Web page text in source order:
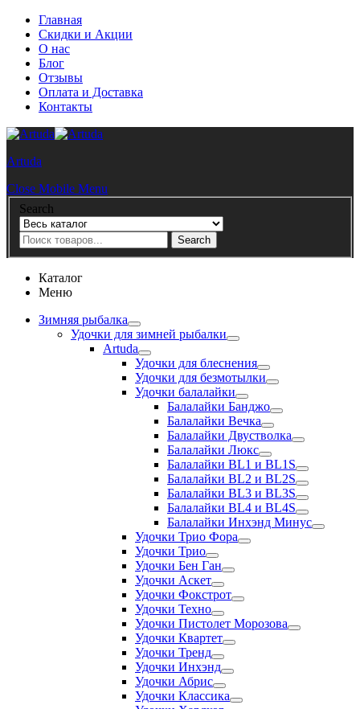
Главная
Скидки и Акции
О нас
Блог
Отзывы
Оплата и Доставка
Контакты
Artuda
Close Mobile Menu
Search
Search
Каталог
Меню
Зимняя рыбалка
Удочки для зимней рыбалки
Artuda
Удочки для блеснения
Удочки для безмотылки
Удочки балалайки
Балалайки Банджо
Балалайки Вечка
Балалайки Двустволка
Балалайки Люкс
Балалайки BL1 и BL1S
Балалайки BL2 и BL2S
Балалайки BL3 и BL3S
Балалайки BL4 и BL4S
Балалайки Инхэнд Минус
Удочки Трио Фора
Удочки Трио
Удочки Бен Ган
Удочки Аскет
Удочки Фокстрот
Удочки Техно
Удочки Пистолет Морозова
Удочки Квартет
Удочки Тренд
Удочки Инхэнд
Удочки Абрис
Удочки Классика